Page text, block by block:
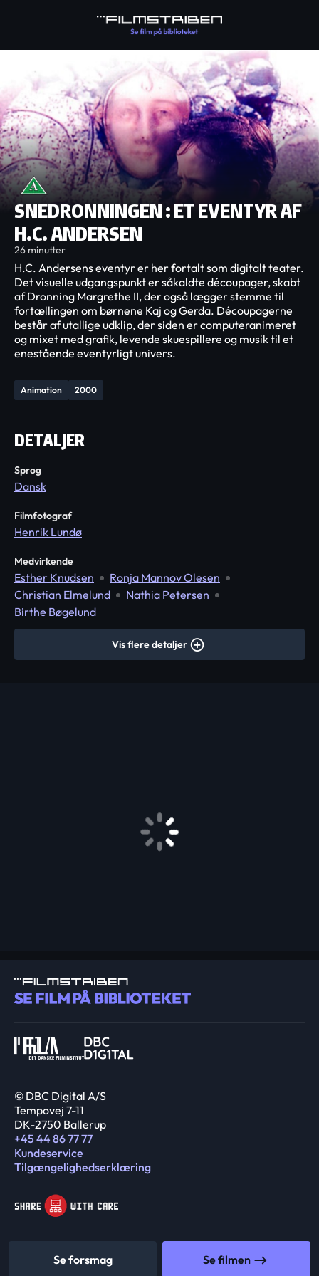
SNEDRONNINGEN : ET EVENTYR AF
H.C. ANDERSEN
26 minutter
Animation 2000
H.C. Andersens eventyr er her fortalt som digitalt teater.
Det visuelle udgangspunkt er såkaldte découpager, skabt
af Dronning Margrethe II, der også lægger stemme til
fortællingen om børnene Kaj og Gerda. Découpagerne
består af utallige udklip, der siden er computeranimeret
og mixet med grafik, levende skuespillere og musik til et
enestående eventyrligt univers.
Se forsmag Se filmen
DETALJER
Sprog
Dansk
Filmfotograf
Henrik Lundø
Medvirkende
Esther Knudsen
Ronja Mannov Olesen
Christian Elmelund
Nathia Petersen
Birthe Bøgelund
Vis flere detaljer
© DBC Digital A/S
Tempovej 7-11
DK-2750 Ballerup
+45 44 86 77 77
Kundeservice
Tilgængelighedserklæring